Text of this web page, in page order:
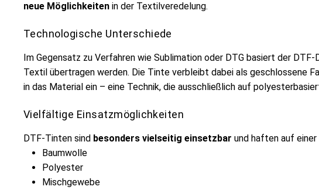
neue Möglichkeiten in der Textilveredelung.
Technologische Unterschiede
Im Gegensatz zu Verfahren wie Sublimation oder DTG basiert der DTF-
Textil übertragen werden. Die Tinte verbleibt dabei als geschlossene
in das Material ein – eine Technik, die ausschließlich auf
Vielfältige Einsatzmöglichkeiten
DTF-Tinten sind besonders vielseitig einsetzbar und haften auf
Baumwolle
Polyester
Mischgewebe